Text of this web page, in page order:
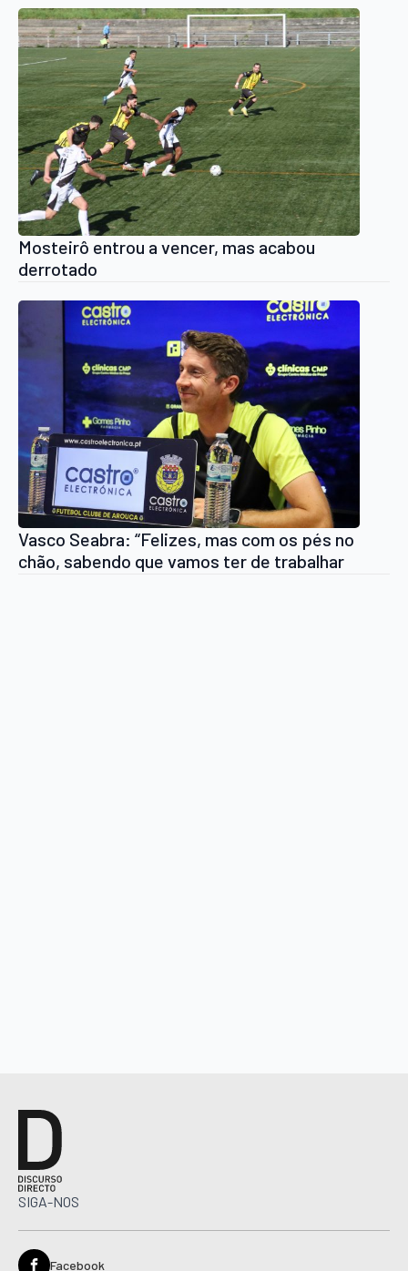
Mosteirô entrou a vencer, mas acabou
derrotado
Vasco Seabra: “Felizes, mas com os pés no
chão, sabendo que vamos ter de trabalhar
SIGA-NOS
Facebook